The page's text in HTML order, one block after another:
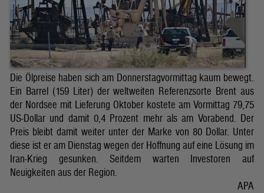
Die Ölpreise haben sich am Donnerstagvormittag kaum bewegt.
Ein Barrel (159 Liter) der weltweiten Referenzsorte Brent aus
der Nordsee mit Lieferung Oktober kostete am Vormittag 79,75
US-Dollar und damit 0,4 Prozent mehr als am Vorabend. Der
Preis bleibt damit weiter unter der Marke von 80 Dollar. Unter
diese ist er am Dienstag wegen der Hoffnung auf eine Lösung im
Iran-Krieg gesunken. Seitdem warten Investoren auf
Neuigkeiten aus der Region.
APA